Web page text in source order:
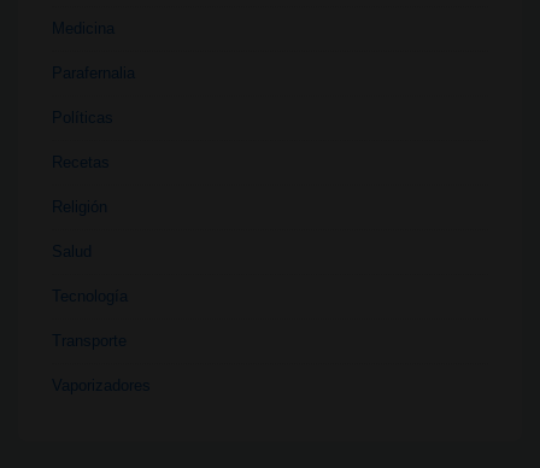
Medicina
Parafernalia
Políticas
Recetas
Religión
Salud
Tecnología
Transporte
Vaporizadores